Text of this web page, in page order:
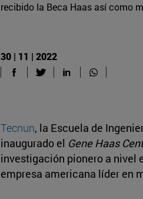
recibido la Beca Haas así como
30 | 11 | 2022
Tecnun, la Escuela de
inaugurado el Gene Haas
investigación pionero a nivel
empresa americana líder en